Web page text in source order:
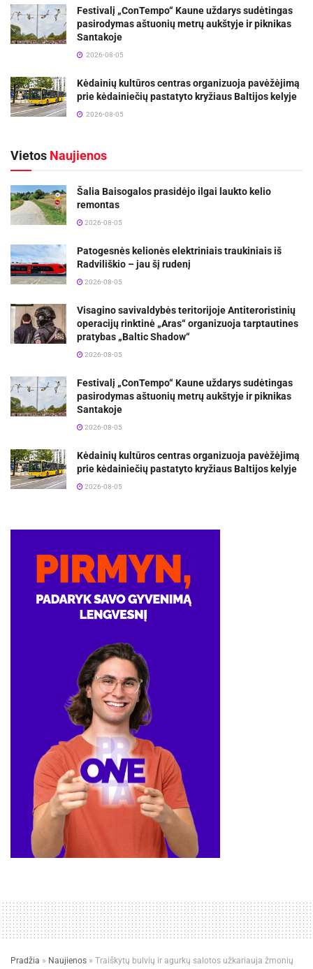
Festivalį „ConTempo“ Kaune uždarys sudėtingas
pasirodymas aštuonių metrų aukštyje ir piknikas
Santakoje
2026-08-05
Kėdainių kultūros centras organizuoja pavėžėjimą
prie kėdainiečių pastatyto kryžiaus Baltijos kelyje
2026-08-05
Vietos Naujienos
Šalia Baisogalos prasidėjo ilgai laukto kelio
remontas
2026-08-05
Patogesnės kelionės elektriniais traukiniais iš
Radviliškio – jau šį rudenį
2026-08-05
Visagino savivaldybės teritorijoje Antiteroristinių
operacijų rinktinė „Aras“ organizuoja tarptautines
pratybas „Baltic Shadow“
2026-08-05
Festivalį „ConTempo“ Kaune uždarys sudėtingas
pasirodymas aštuonių metrų aukštyje ir piknikas
Santakoje
2026-08-05
Kėdainių kultūros centras organizuoja pavėžėjimą
prie kėdainiečių pastatyto kryžiaus Baltijos kelyje
2026-08-05
Pradžia » Naujienos » Traiškytų bulvių ir agurkų salotos užkariauja žmonių